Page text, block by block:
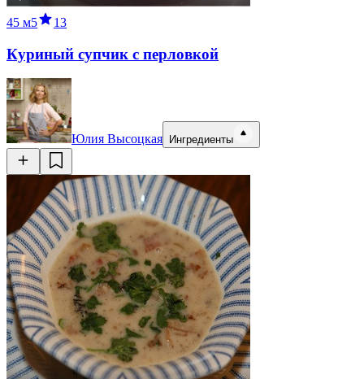
45 м5 13
Куриный супчик с перловкой
Юлия Высоцкая Ингредиенты